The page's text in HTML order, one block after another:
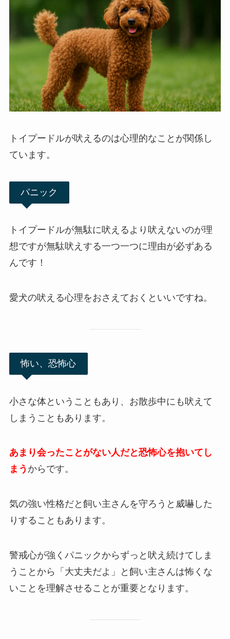
トイプードルが吠えるのは心理的なことが関係し
ています。
パニック
トイプードルが無駄に吠えるより吠えないのが理
想ですが無駄吠えする一つ一つに理由が必ずある
んです！
愛犬の吠える心理をおさえておくといいですね。
怖い、恐怖心
小さな体ということもあり、お散歩中にも吠えて
しまうこともあります。
あまり会ったことがない人だと恐怖心を抱いてし
まう からです。
気の強い性格だと飼い主さんを守ろうと威嚇した
りすることもあります。
警戒心が強くパニックからずっと吠え続けてしま
うことから「大丈夫だよ」と飼い主さんは怖くな
いことを理解させることが重要となります。